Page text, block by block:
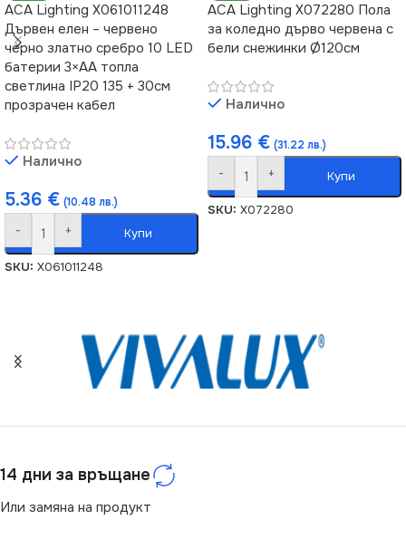
ACA Lighting X061011248
Дървен елен – червено
черно златно сребро 10 LED
батерии 3×AA топла
светлина IP20 135 + 30см
прозрачен кабел
Налично
5.36 € (10.48 лв.)
- + Купи
SKU: X061011248
ACA Lighting X072280 Пола
за коледно дърво червена с
бели снежинки Ø120см
Налично
15.96 € (31.22 лв.)
- + Купи
SKU: X072280
14 дни за връщане
Или замяна на продукт